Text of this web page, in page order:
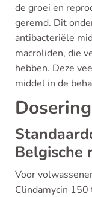
de groei en
geremd. Dit
antibacteriële
macroliden, die
hebben. Deze
middel in de
Belgische
Voor
Clindamycin